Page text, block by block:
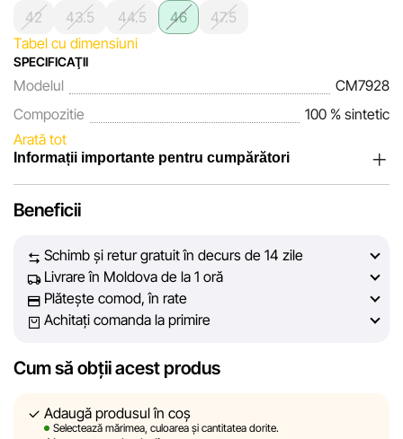
42 43.5 44.5 46
47.5
Tabel cu dimensiuni
SPECIFICAŢII
Modelul
CM7928
Compozitie
100 % sintetic
Arată tot
Informații importante pentru cumpărători
încrederea clienților noștri. În fiecare zi depunem eforturi
prezentate pe site să fie cât mai complete, obiective și
actuale. Scopul nostru este să vă oferim informații corecte și
veridice, pentru ca dvs. să puteți lua cea mai bună decizie
de cumpărare.
Cu toate acestea, în ciuda controlului constant, Sportlandia
afișate pe site, din cauza unor posibile erori tehnice sau
disfuncționalități. De asemenea, nu ne asumăm
Beneficii
Schimb și retur gratuit în decurs de 14 zile
Livrare în Moldova de la 1 oră
Plătește comod, în rate
Achitați comanda la primire
Cum să obții acest produs
Adaugă produsul în coș
Selectează mărimea, culoarea și cantitatea dorite.